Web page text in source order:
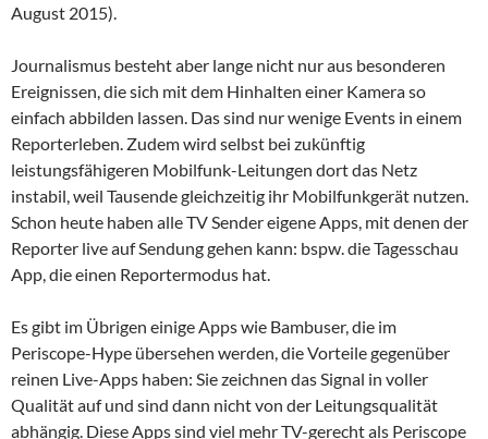
August 2015).
Journalismus besteht aber lange nicht nur aus besonderen
Ereignissen, die sich mit dem Hinhalten einer Kamera so
einfach abbilden lassen. Das sind nur wenige Events in einem
Reporterleben. Zudem wird selbst bei zukünftig
leistungsfähigeren Mobilfunk-Leitungen dort das Netz
instabil, weil Tausende gleichzeitig ihr Mobilfunkgerät nutzen.
Schon heute haben alle TV Sender eigene Apps, mit denen der
Reporter live auf Sendung gehen kann: bspw. die Tagesschau
App, die einen Reportermodus hat.
Es gibt im Übrigen einige Apps wie Bambuser, die im
Periscope-Hype übersehen werden, die Vorteile gegenüber
reinen Live-Apps haben: Sie zeichnen das Signal in voller
Qualität auf und sind dann nicht von der Leitungsqualität
abhängig. Diese Apps sind viel mehr TV-gerecht als Periscope